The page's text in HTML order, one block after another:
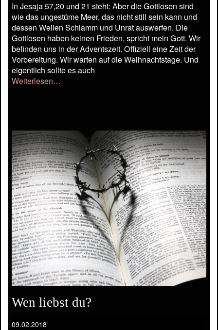
In Jesaja 57,20 und 21 steht: Aber die Gottlosen sind
wie das ungestüme Meer, das nicht still sein kann und
dessen Wellen Schlamm und Unrat auswerfen. Die
Gottlosen haben keinen Frieden, spricht mein Gott. Wir
befinden uns in der Adventszeit. Offiziell eine Zeit der
Vorbereitung. Wir warten auf die Weihnachtstage. Und
eigentlich sollte es auch
Weiterlesen…
Wen liebst du?
09.02.2018